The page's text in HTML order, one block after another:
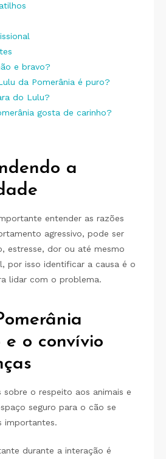
e bravo?
da Pomerânia é puro?
do Lulu?
gosta de carinho?
a
entender as razões
agressivo, pode ser
estresse, dor ou até mesmo
por isso identificar a causa é o
lidar com o problema.
e o convívio
sobre o respeito aos animais e
seguro para o cão se
importantes.
durante a interação é